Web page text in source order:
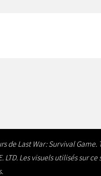
Last War: Survival
Les visuels utilisés